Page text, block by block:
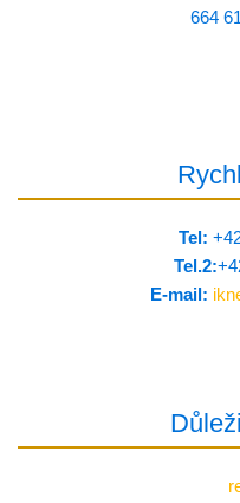
664
Tel:
Tel.2:
E-mail: